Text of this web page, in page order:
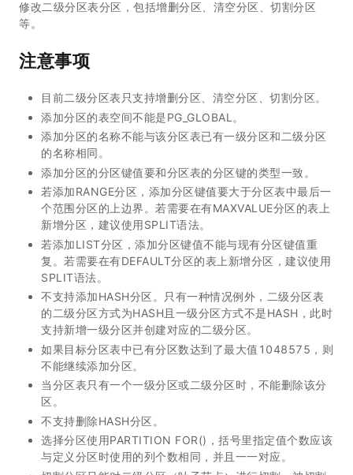
修改二级分区表分区，包括增删分区、清空分区、切割分区
等。
注意事项
目前二级分区表只支持增删分区、清空分区、切割分区。
添加分区的表空间不能是PG_GLOBAL。
添加分区的名称不能与该分区表已有一级分区和二级分区
的名称相同。
添加分区的分区键值要和分区表的分区键的类型一致。
若添加RANGE分区，添加分区键值要大于分区表中最后一
个范围分区的上边界。若需要在有MAXVALUE分区的表上
新增分区，建议使用SPLIT语法。
若添加LIST分区，添加分区键值不能与现有分区键值重
复。若需要在有DEFAULT分区的表上新增分区，建议使用
SPLIT语法。
不支持添加HASH分区。只有一种情况例外，二级分区表
的二级分区方式为HASH且一级分区方式不是HASH，此时
支持新增一级分区并创建对应的二级分区。
如果目标分区表中已有分区数达到了最大值1048575，则
不能继续添加分区。
当分区表只有一个一级分区或二级分区时，不能删除该分
区。
不支持删除HASH分区。
选择分区使用PARTITION FOR()，括号里指定值个数应该
与定义分区时使用的列个数相同，并且一一对应。